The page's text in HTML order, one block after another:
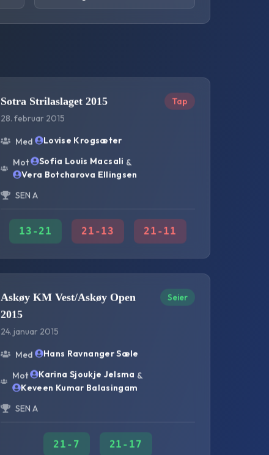
Sotra Strilaslaget 2015
28. februar 2015
Tap
Med
Lovise Krogsæter
Mot
Sofia Louis Macsali &
Vera Botcharova Ellingsen
SEN A
13 -21 21 -13 21 -11
Askøy KM Vest/Askøy Open
2015
24. januar 2015
Seier
Med
Hans Ravnanger Sæle
Mot
Karina Sjoukje Jelsma &
Keveen Kumar Balasingam
SEN A
21 - 7 21 - 17